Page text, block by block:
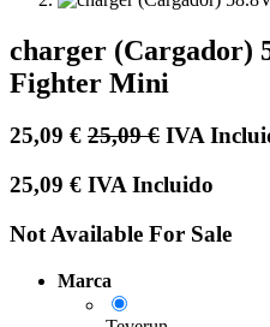
charger (Cargador)
Fighter Mini
25,09 € 25,09€ IVA
25,09 € IVA Incluido
Not Available For Sale
Marca